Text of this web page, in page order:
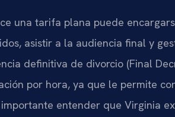
una tarifa plana puede
asistir a la audiencia final y
definitiva de divorcio (Final
por hora, ya que le permite
entender que Virginia